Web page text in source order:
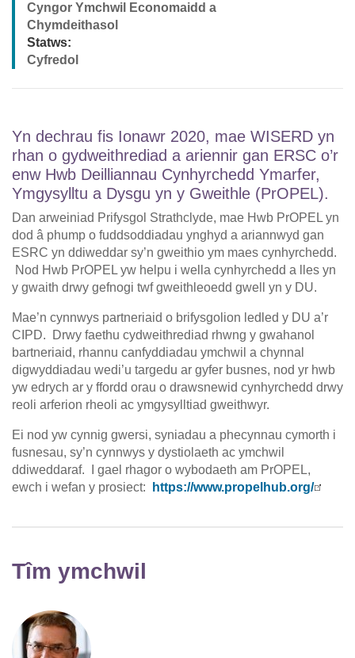
Cyngor Ymchwil Economaidd a
Chymdeithasol
Statws:
Cyfredol
Yn dechrau fis Ionawr 2020, mae WISERD yn
rhan o gydweithrediad a ariennir gan ERSC o’r
enw Hwb Deilliannau Cynhyrchedd Ymarfer,
Ymgysylltu a Dysgu yn y Gweithle (PrOPEL).
Dan arweiniad Prifysgol Strathclyde, mae Hwb PrOPEL yn
dod â phump o fuddsoddiadau ynghyd a ariannwyd gan
ESRC yn ddiweddar sy’n gweithio ym maes cynhyrchedd.
Nod Hwb PrOPEL yw helpu i wella cynhyrchedd a lles yn
y gwaith drwy gefnogi twf gweithleoedd gwell yn y DU.
Mae’n cynnwys partneriaid o brifysgolion ledled y DU a’r
CIPD. Drwy faethu cydweithrediad rhwng y gwahanol
bartneriaid, rhannu canfyddiadau ymchwil a chynnal
digwyddiadau wedi’u targedu ar gyfer busnes, nod yr hwb
yw edrych ar y ffordd orau o drawsnewid cynhyrchedd drwy
reoli arferion rheoli ac ymgysylltiad gweithwyr.
Ei nod yw cynnig gwersi, syniadau a phecynnau cymorth i
fusnesau, sy’n cynnwys y dystiolaeth ac ymchwil
ddiweddaraf. I gael rhagor o wybodaeth am PrOPEL,
ewch i wefan y prosiect:
https://www.propelhub.org/
Tîm ymchwil